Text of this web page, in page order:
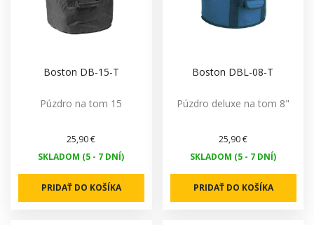
Boston DB-15-T
Púzdro na tom 15
25,90 €
SKLADOM (5 - 7 DNÍ)
PRIDAŤ DO KOŠÍKA
Boston DBL-08-T
Púzdro deluxe na tom 8"
25,90 €
SKLADOM (5 - 7 DNÍ)
PRIDAŤ DO KOŠÍKA